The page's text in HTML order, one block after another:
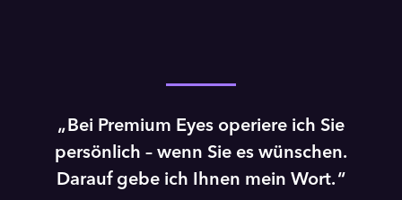
Bei Premium Eyes operiere ich Sie
persönlich – wenn Sie es wünschen.
Darauf gebe ich Ihnen mein Wort.